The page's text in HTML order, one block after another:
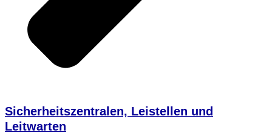
Sicherheitszentralen, Leistellen und
Leitwarten